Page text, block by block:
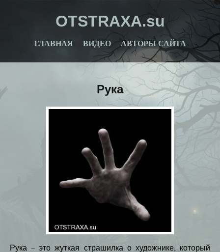
OTSTRAXA.su
ГЛАВНАЯ ВИДЕО АВТОРЫ САЙТА
Рука
Рука – это жуткая страшилка о художнике, который